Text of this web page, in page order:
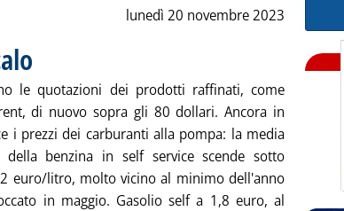
lunedì 20 novembre 2023
le quotazioni dei prodotti raffinati, come
di nuovo sopra gli 80 dollari. Ancora in
i prezzi dei carburanti alla pompa: la media
della benzina in self service scende sotto
euro/litro, molto vicino al minimo dell'anno
in maggio. Gasolio self a 1,8 euro, al